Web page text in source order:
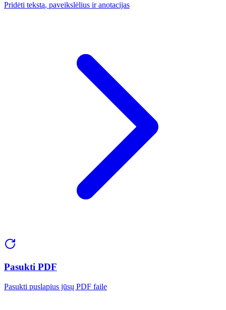
Pridėti tekstą, paveikslėlius ir anotacijas
Pasukti PDF
Pasukti puslapius jūsų PDF faile